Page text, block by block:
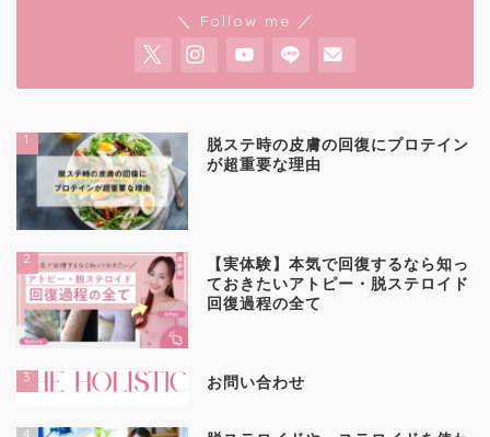
＼ Follow me ／
1
脱ステ時の皮膚の回復にプロテイン
が超重要な理由
2
【実体験】本気で回復するなら知っ
ておきたいアトピー・脱ステロイド
回復過程の全て
3 お問い合わせ
4